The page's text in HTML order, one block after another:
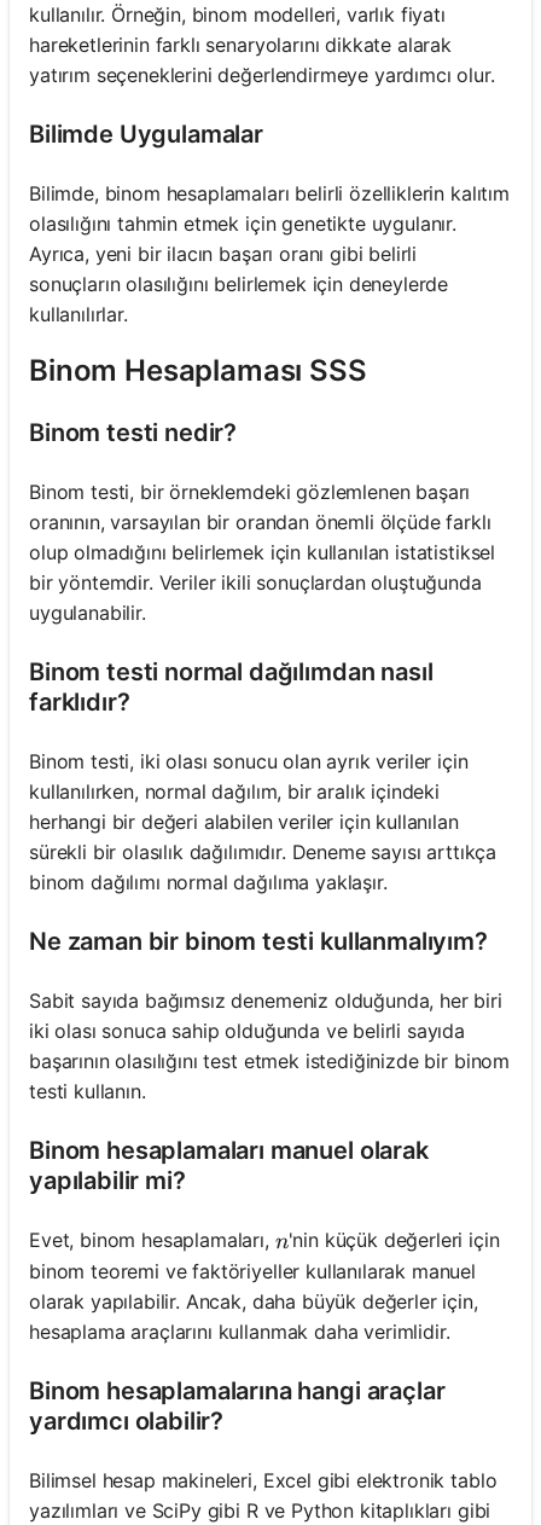
kullanılır. Örneğin, binom modelleri, varlık fiyatı
hareketlerinin farklı senaryolarını dikkate alarak
yatırım seçeneklerini değerlendirmeye yardımcı olur.
Bilimde Uygulamalar
Bilimde, binom hesaplamaları belirli özelliklerin kalıtım
olasılığını tahmin etmek için genetikte uygulanır.
Ayrıca, yeni bir ilacın başarı oranı gibi belirli
sonuçların olasılığını belirlemek için deneylerde
kullanılırlar.
Binom Hesaplaması SSS
Binom testi nedir?
Binom testi, bir örneklemdeki gözlemlenen başarı
oranının, varsayılan bir orandan önemli ölçüde farklı
olup olmadığını belirlemek için kullanılan istatistiksel
bir yöntemdir. Veriler ikili sonuçlardan oluştuğunda
uygulanabilir.
Binom testi normal dağılımdan nasıl
farklıdır?
Binom testi, iki olası sonucu olan ayrık veriler için
kullanılırken, normal dağılım, bir aralık içindeki
herhangi bir değeri alabilen veriler için kullanılan
sürekli bir olasılık dağılımıdır. Deneme sayısı arttıkça
binom dağılımı normal dağılıma yaklaşır.
Ne zaman bir binom testi kullanmalıyım?
Sabit sayıda bağımsız denemeniz olduğunda, her biri
iki olası sonuca sahip olduğunda ve belirli sayıda
başarının olasılığını test etmek istediğinizde bir binom
testi kullanın.
Binom hesaplamaları manuel olarak
yapılabilir mi?
Evet, binom hesaplamaları, n
n'nin küçük değerleri için
binom teoremi ve faktöriyeller kullanılarak manuel
olarak yapılabilir. Ancak, daha büyük değerler için,
hesaplama araçlarını kullanmak daha verimlidir.
Binom hesaplamalarına hangi araçlar
yardımcı olabilir?
Bilimsel hesap makineleri, Excel gibi elektronik tablo
yazılımları ve SciPy gibi R ve Python kitaplıkları gibi